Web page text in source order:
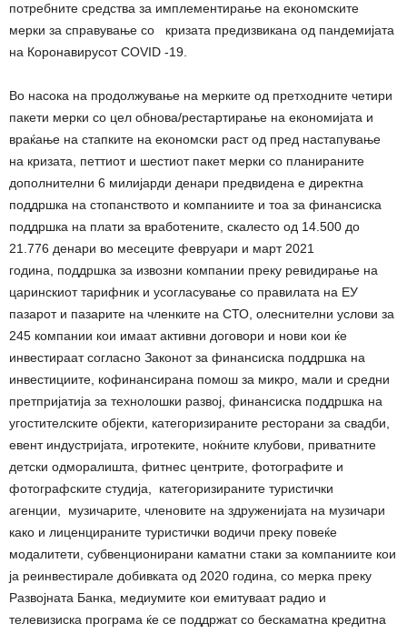
потребните средства за имплементирање на економските
мерки за справување со кризата предизвикана од пандемијата
на Коронавирусот COVID -19.
Во насока на продолжување на мерките од претходните четири
пакети мерки со цел обнова/рестартирање на економијата и
враќање на стапките на економски раст од пред настапување
на кризата, петтиот и шестиот пакет мерки со планираните
дополнителни 6 милијарди денари предвидена е директна
поддршка на стопанството и компаниите и тоа за финансиска
поддршка на плати за вработените, скалесто од 14.500 до
21.776 денари во месеците февруари и март 2021
година, поддршка за извозни компании преку ревидирање на
царинскиот тарифник и усогласување со правилата на ЕУ
пазарот и пазарите на членките на СТО, олеснителни услови за
245 компании кои имаат активни договори и нови кои ќе
инвестираат согласно Законот за финансиска поддршка на
инвестициите, кофинансирана помош за микро, мали и средни
претпријатија за технолошки развој, финансиска поддршка на
угостителските објекти, категоризираните ресторани за свадби,
евент индустријата, игротеките, ноќните клубови, приватните
детски одморалишта, фитнес центрите, фотографите и
фотографските студија, категоризираните туристички
агенции, музичарите, членовите на здруженијата на музичари
како и лиценцираните туристички водичи преку повеќе
модалитети, субвенционирани каматни стаки за компаниите кои
ја реинвестирале добивката од 2020 година, со мерка преку
Развојната Банка, медиумите кои емитуваат радио и
телевизиска програма ќе се поддржат со бескаматна кредитна